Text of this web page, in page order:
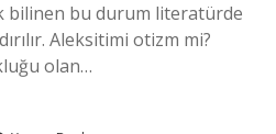
bilinen bu durum literatürde
Aleksitimi otizm mi?
olan…